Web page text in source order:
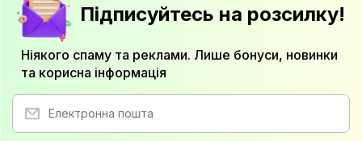
Підписуйтесь на розсилку!
Ніякого спаму та реклами. Лише бонуси, новинки
та корисна інформація